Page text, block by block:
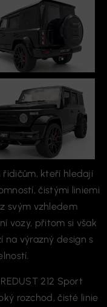
řidičům, kteří hledají
čistými liniemi
svým vzhledem
vozy, přitom si však
na výrazný design s
212 Sport
rozchod, čisté linie